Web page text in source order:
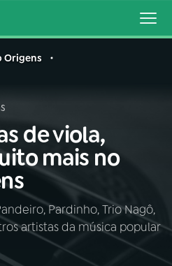
VIVO
Origens
de viola,
mais no
Pardinho, Trio Nagô,
artistas da música popular